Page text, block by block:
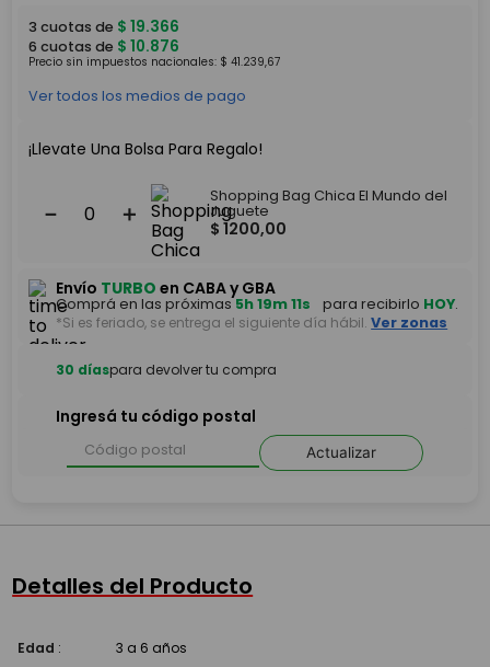
3 cuotas de $ 19.366
6 cuotas de $ 10.876
Precio sin impuestos nacionales: $ 41.239,67
Ver todos los medios de pago
¡Llevate Una Bolsa Para Regalo!
＋
－
Shopping Bag Chica El Mundo del
Juguete
$ 1200,00
Envío TURBO en CABA y GBA
Comprá en las próximas5h 19m 11s para recibirlo HOY.
*Si es feriado, se entrega el siguiente día hábil. Ver zonas
30 díaspara devolver tu compra
Ingresá tu código postal
Actualizar
Detalles del Producto
Edad : 3 a 6 años